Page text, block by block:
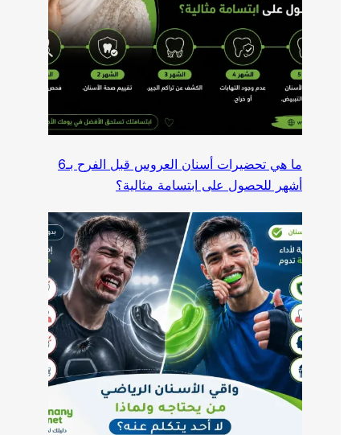
ما هي تحضيرات أسنان العروس قبل الفرح بـ6
أشهر للحصول على ابتسامة مثالية؟